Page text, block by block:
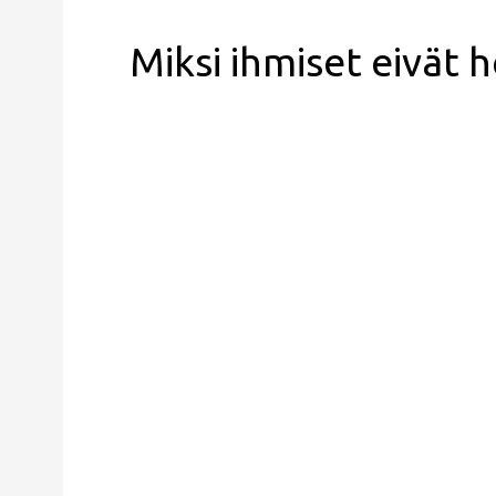
Miksi ihmiset eivät